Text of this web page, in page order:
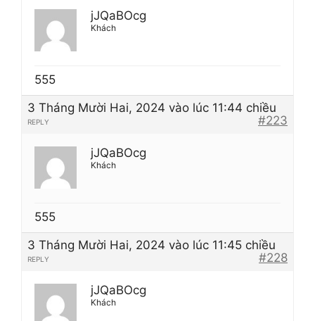
jJQaBOcg
Khách
555
3 Tháng Mười Hai, 2024 vào lúc 11:44 chiều
#223
REPLY
jJQaBOcg
Khách
555
3 Tháng Mười Hai, 2024 vào lúc 11:45 chiều
#228
REPLY
jJQaBOcg
Khách